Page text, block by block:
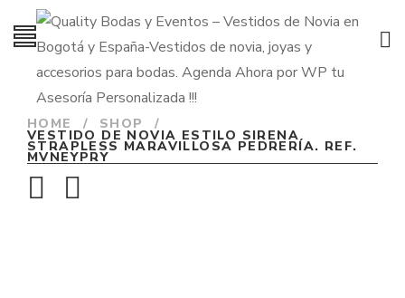
HOME / SHOP /
VESTIDO DE NOVIA ESTILO SIRENA
STRAPLESS MARAVILLOSA PEDRERÍA. REF.
MVNEYPRY